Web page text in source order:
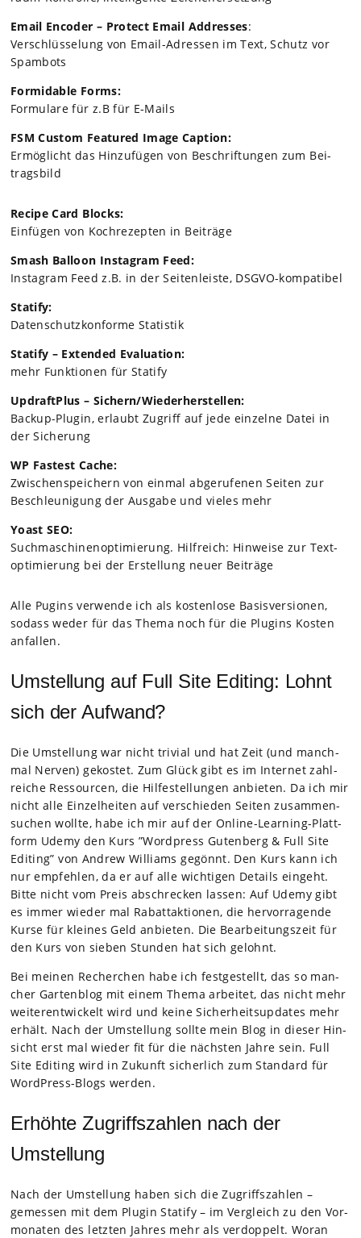
Email Enco­der – Pro­tect Email Addres­ses:
Ver­schlüs­se­lung von Email-Adres­sen im Text, Schutz vor
Spam­bots
For­mi­da­ble Forms:
For­mu­lare für z.B für E‑Mails
FSM Cus­tom Fea­tured Image Cap­tion:
Ermög­licht das Hin­zu­fü­gen von Beschrif­tun­gen zum Bei­
trags­bild
Recipe Card Blocks:
Ein­fü­gen von Koch­re­zep­ten in Bei­träge
Smash Bal­loon Insta­gram Feed:
Insta­gram Feed z.B. in der Sei­ten­leiste, DSGVO-kom­pa­ti­bel
Sta­tify:
Daten­schutz­kon­forme Sta­tis­tik
Sta­tify – Exten­ded Eva­lua­tion:
mehr Funk­tio­nen für Sta­tify
Updraft­Plus – Sichern/Wiederherstellen:
Backup-Plugin, erlaubt Zugriff auf jede ein­zelne Datei in
der Siche­rung
WP Fas­test Cache:
Zwi­schen­spei­chern von ein­mal abge­ru­fe­nen Sei­ten zur
Beschleu­ni­gung der Aus­gabe und vie­les mehr
Yoast SEO:
Such­ma­schi­nen­op­ti­mie­rung. Hilf­reich: Hin­weise zur Tex­t­
op­ti­mie­rung bei der Erstel­lung neuer Bei­träge
Alle Pug­ins ver­wende ich als kos­ten­lose Basis­ver­sio­nen,
sodass weder für das Thema noch für die Plug­ins Kos­ten
anfal­len.
Umstellung auf Full Site Editing: Lohnt
sich der Aufwand?
Die Umstel­lung war nicht tri­vial und hat Zeit (und manch­
mal Ner­ven) gekos­tet. Zum Glück gibt es im Inter­net zahl­
rei­che Res­sour­cen, die Hil­fe­stel­lun­gen anbie­ten. Da ich mir
nicht alle Ein­zel­hei­ten auf ver­schie­den Sei­ten zusam­men­
su­chen wollte, habe ich mir auf der Online-Lear­ning-Platt­
form Udemy den Kurs ”Word­press Guten­berg & Full Site
Editing” von Andrew Wil­liams gegönnt. Den Kurs kann ich
nur emp­feh­len, da er auf alle wich­ti­gen Details ein­geht.
Bitte nicht vom Preis abschre­cken las­sen: Auf Udemy gibt
es immer wie­der mal Rabatt­ak­tio­nen, die her­vor­ra­gende
Kurse für klei­nes Geld anbie­ten. Die Bear­bei­tungs­zeit für
den Kurs von sie­ben Stun­den hat sich gelohnt.
Bei mei­nen Recher­chen habe ich fest­ge­stellt, das so man­
cher Gar­ten­blog mit einem Thema arbei­tet, das nicht mehr
wei­ter­ent­wi­ckelt wird und keine Sicher­heits­up­dates mehr
erhält. Nach der Umstel­lung sollte mein Blog in die­ser Hin­
sicht erst mal wie­der fit für die nächs­ten Jahre sein. Full
Site Editing wird in Zukunft sicher­lich zum Stan­dard für
Word­Press-Blogs wer­den.
Erhöhte Zugriffszahlen nach der
Umstellung
Nach der Umstel­lung haben sich die Zugriffs­zah­len –
gemes­sen mit dem Plugin Sta­tify – im Ver­gleich zu den Vor­
mo­na­ten des letz­ten Jah­res mehr als ver­dop­pelt. Woran